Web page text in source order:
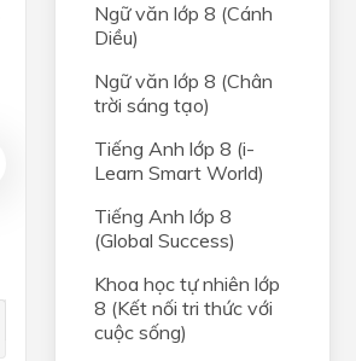
Ngữ văn lớp 8 (Cánh
Diều)
Ngữ văn lớp 8 (Chân
trời sáng tạo)
Tiếng Anh lớp 8 (i-
Learn Smart World)
Tiếng Anh lớp 8
(Global Success)
Khoa học tự nhiên lớp
8 (Kết nối tri thức với
cuộc sống)